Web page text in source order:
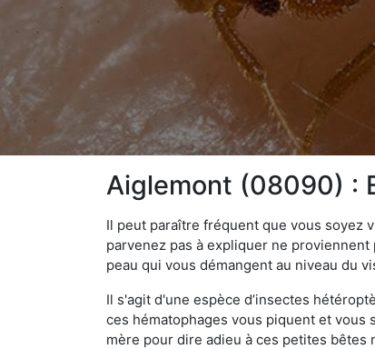
Aiglemont (08090) :
Il peut paraître fréquent que vous soyez
parvenez pas à expliquer ne
peau qui vous démangent au niveau du
Il s'agit d'une espèce d’insectes
ces hématophages vous piquent et
mère pour dire adieu à ces petites